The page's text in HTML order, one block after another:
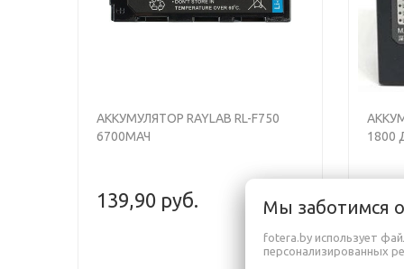
АККУМУЛЯТОР RAYLAB RL-F750
6700МАЧ
139,90 руб.
1800
Мы заботимся
fotera.by использует
персонализированных